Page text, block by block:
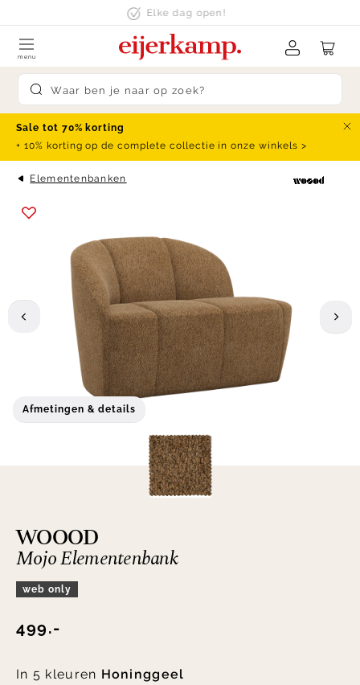
klanten beoordelen ons met een
Submit search
menu
Sale tot 70% korting
+ 10% korting op de complete collectie in onze winkels >
Elementenbanken
Afmetingen & details
WOOOD
Mojo Elementenbank
web only
499.-
In 5 kleuren Honinggeel